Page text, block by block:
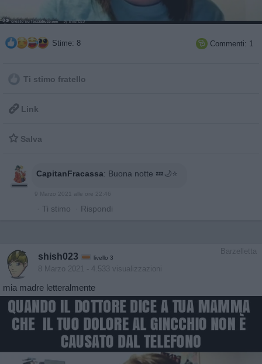
Stime: 8  Commenti: 1
Ti stimo fratello
 Link
 Salva
CapitanFracassa: Buona notte 💤🌙⭐️
9 Marzo 2021 alle ore 22:46
· Ti stimo · Rispondi
Barzelletta
shish023 livello 3
8 Marzo 2021 - 4.533 visualizzazioni
mia madre letteralmente